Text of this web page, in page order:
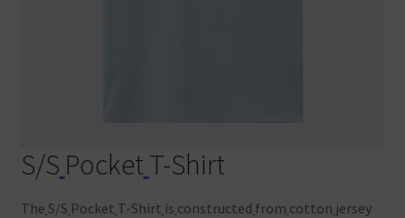
S/S Pocket T-Shirt
The S/S Pocket T-Shirt is constructed from cotton jersey